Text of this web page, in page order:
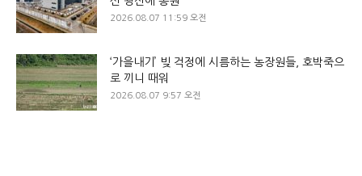
2026.08.07 11:59 오전
‘가을내기’ 빚 걱정에 시름하는 농장원들, 호박죽으
로 끼니 때워
2026.08.07 9:57 오전